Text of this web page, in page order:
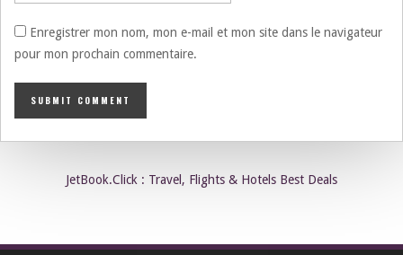
Enregistrer mon nom, mon e-mail et mon site dans le navigateur
pour mon prochain commentaire.
JetBook.Click : Travel, Flights & Hotels Best Deals